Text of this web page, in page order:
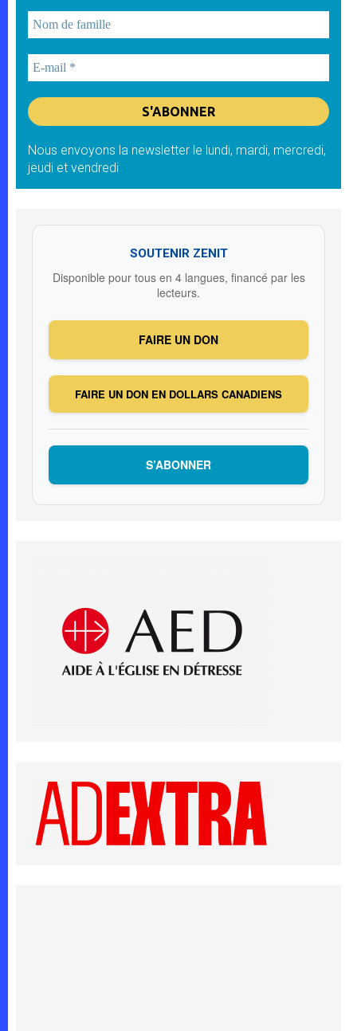
Nous envoyons la newsletter le lundi, mardi, mercredi,
jeudi et vendredi
SOUTENIR ZENIT
Disponible pour tous en 4 langues, financé par les
lecteurs.
FAIRE UN DON
FAIRE UN DON EN DOLLARS CANADIENS
S’ABONNER